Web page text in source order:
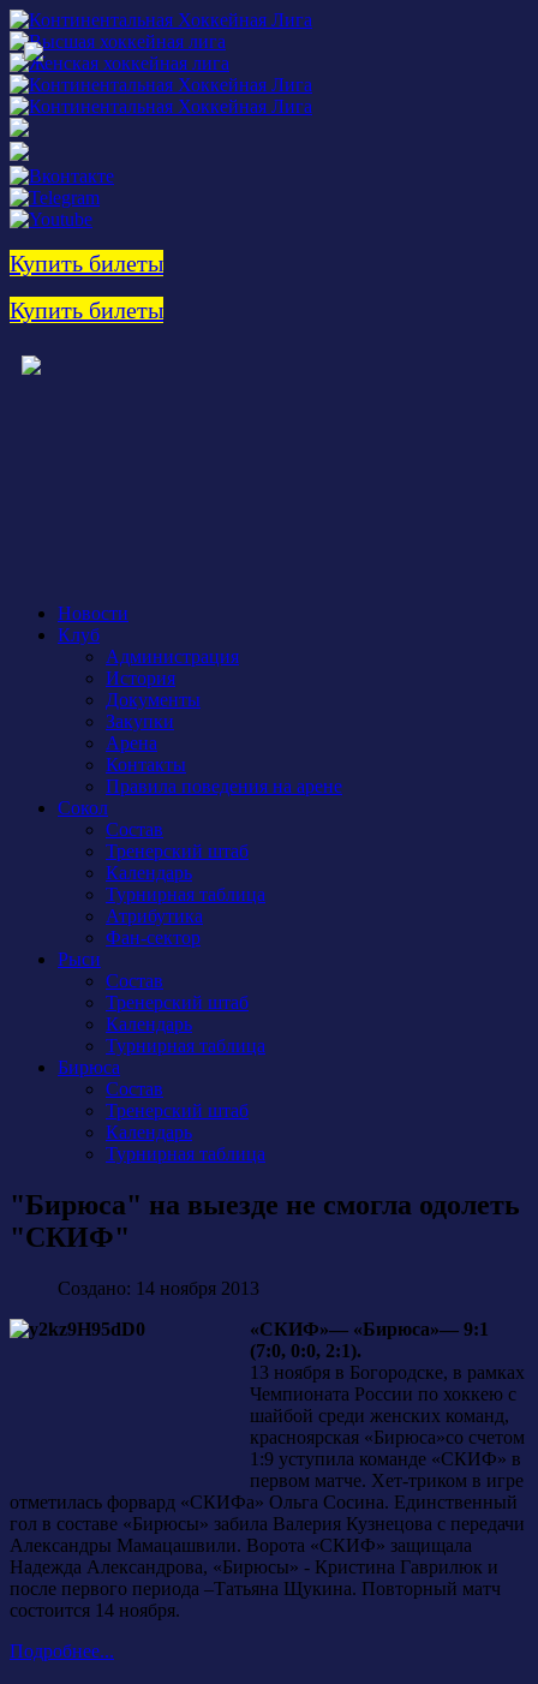
Купить билеты
Купить билеты
Новости
Клуб
Администрация
История
Документы
Закупки
Арена
Контакты
Правила поведения на арене
Сокол
Состав
Тренерский штаб
Календарь
Турнирная таблица
Атрибутика
Фан-сектор
Рыси
Состав
Тренерский штаб
Календарь
Турнирная таблица
Бирюса
Состав
Тренерский штаб
Календарь
Турнирная таблица
"Бирюса" на выезде не смогла одолеть
"СКИФ"
Создано: 14 ноября 2013
«СКИФ»— «Бирюса»— 9:1
(7:0, 0:0, 2:1).
13 ноября в Богородске, в рамках
Чемпионата России по хоккею с
шайбой среди женских команд,
красноярская «Бирюса»со счетом
1:9 уступила команде «СКИФ» в
первом матче. Хет-триком в игре
отметилась форвард «СКИФа» Ольга Сосина. Единственный
гол в составе «Бирюсы» забила Валерия Кузнецова с передачи
Александры Мамацашвили. Ворота «СКИФ» защищала
Надежда Александрова, «Бирюсы» - Кристина Гаврилюк и
после первого периода –Татьяна Щукина. Повторный матч
состоится 14 ноября.
Подробнее...